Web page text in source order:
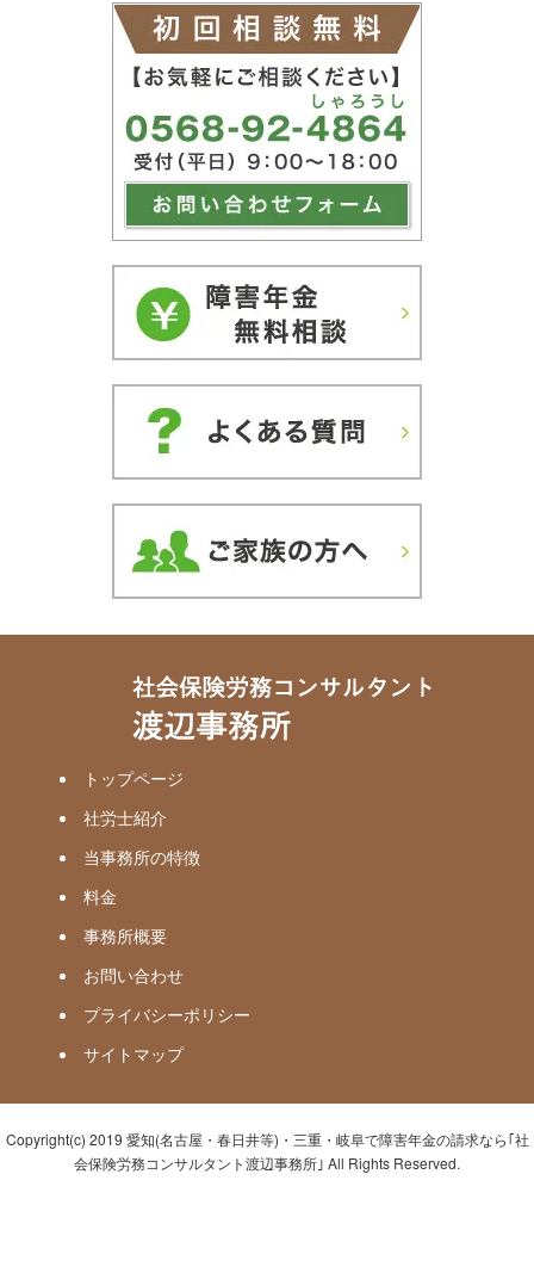
トップページ
社労士紹介
当事務所の特徴
料金
事務所概要
お問い合わせ
プライバシーポリシー
サイトマップ
Copyright(c) 2019 愛知(名古屋・春日井等)・三重・岐阜で障害年金の請求なら｢社
会保険労務コンサルタント渡辺事務所｣ All Rights Reserved.